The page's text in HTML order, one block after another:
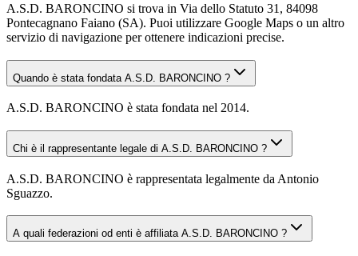
A.S.D. BARONCINO si trova in Via dello Statuto 31, 84098
Pontecagnano Faiano (SA). Puoi utilizzare Google Maps o un altro
servizio di navigazione per ottenere indicazioni precise.
Quando è stata fondata A.S.D. BARONCINO ?
A.S.D. BARONCINO è stata fondata nel 2014.
Chi è il rappresentante legale di A.S.D. BARONCINO ?
A.S.D. BARONCINO è rappresentata legalmente da Antonio
Sguazzo.
A quali federazioni od enti è affiliata A.S.D. BARONCINO ?